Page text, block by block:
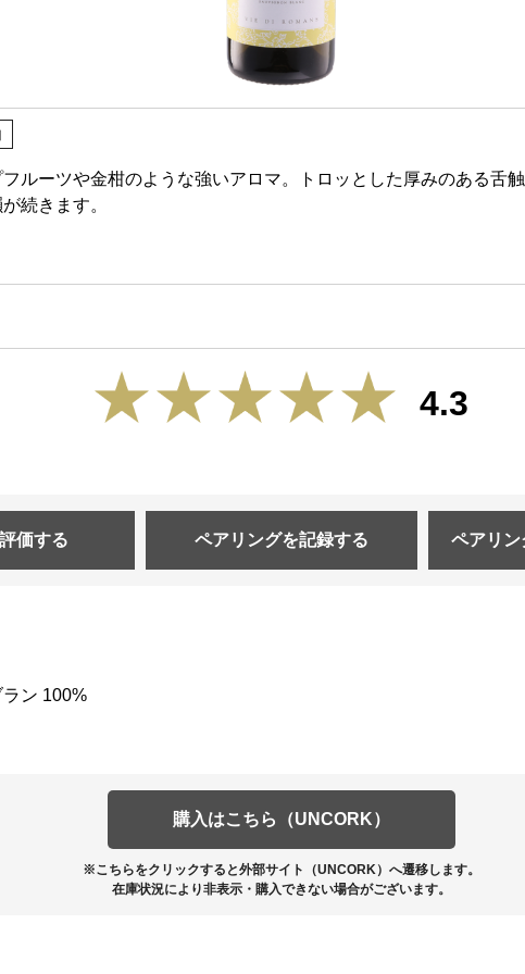
ルーツや金柑のような強いアロマ。トロッとした厚みのある舌
続きます。
4.3
評価する ペアリングを記録する ペアリン
ン 100%
購入はこちら（UNCORK）
※こちらをクリックすると外部サイト（UNCORK）へ遷移します。
在庫状況により非表示・購入できない場合がございます。